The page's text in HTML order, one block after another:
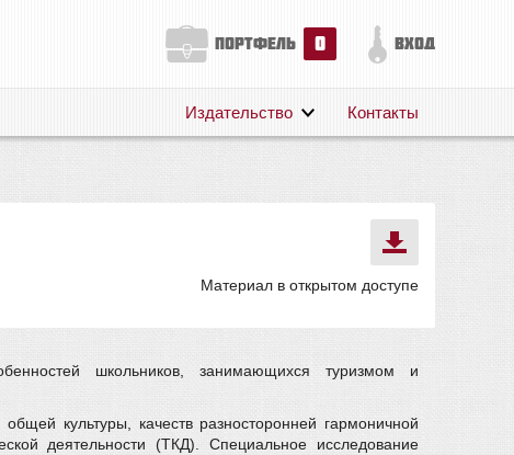
портфель 0 вход
Издательство Контакты
Материал в открытом доступе
школьников, занимающихся туризмом и
культуры, качеств разносторонней гармоничной
деятельности (ТКД). Специальное исследование